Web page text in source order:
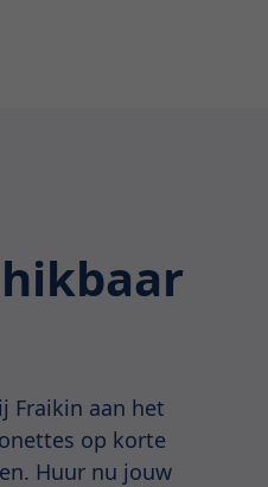
Fraikin aan het
op korte
Huur nu jouw